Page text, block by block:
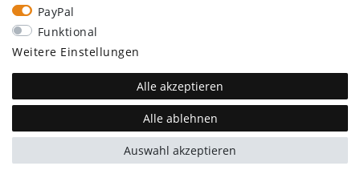
SEBSON
Walter-Behrendt-Str. 10
PayPal
Funktional
Weitere Einstellungen
Alle akzeptieren
Alle ablehnen
Auswahl akzeptieren
plentymarkets Template von Plenty Lions